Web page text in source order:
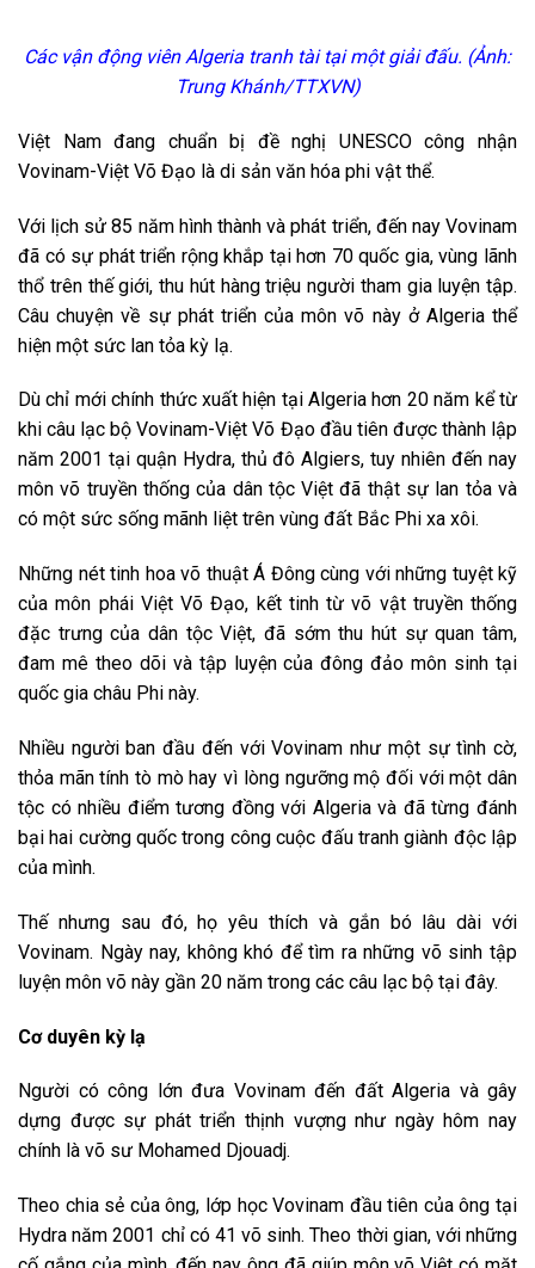
Các vận động viên Algeria tranh tài tại một giải đấu. (Ảnh:
Trung Khánh/TTXVN)
Việt Nam đang chuẩn bị đề nghị UNESCO công nhận
Vovinam-Việt Võ Đạo là di sản văn hóa phi vật thể.
Với lịch sử 85 năm hình thành và phát triển, đến nay Vovinam
đã có sự phát triển rộng khắp tại hơn 70 quốc gia, vùng lãnh
thổ trên thế giới, thu hút hàng triệu người tham gia luyện tập.
Câu chuyện về sự phát triển của môn võ này ở Algeria thể
hiện một sức lan tỏa kỳ lạ.
Dù chỉ mới chính thức xuất hiện tại Algeria hơn 20 năm kể từ
khi câu lạc bộ Vovinam-Việt Võ Đạo đầu tiên được thành lập
năm 2001 tại quận Hydra, thủ đô Algiers, tuy nhiên đến nay
môn võ truyền thống của dân tộc Việt đã thật sự lan tỏa và
có một sức sống mãnh liệt trên vùng đất Bắc Phi xa xôi.
Những nét tinh hoa võ thuật Á Đông cùng với những tuyệt kỹ
của môn phái Việt Võ Đạo, kết tinh từ võ vật truyền thống
đặc trưng của dân tộc Việt, đã sớm thu hút sự quan tâm,
đam mê theo dõi và tập luyện của đông đảo môn sinh tại
quốc gia châu Phi này.
Nhiều người ban đầu đến với Vovinam như một sự tình cờ,
thỏa mãn tính tò mò hay vì lòng ngưỡng mộ đối với một dân
tộc có nhiều điểm tương đồng với Algeria và đã từng đánh
bại hai cường quốc trong công cuộc đấu tranh giành độc lập
của mình.
Thế nhưng sau đó, họ yêu thích và gắn bó lâu dài với
Vovinam. Ngày nay, không khó để tìm ra những võ sinh tập
luyện môn võ này gần 20 năm trong các câu lạc bộ tại đây.
Cơ duyên kỳ lạ
Người có công lớn đưa Vovinam đến đất Algeria và gây
dựng được sự phát triển thịnh vượng như ngày hôm nay
chính là võ sư Mohamed Djouadj.
Theo chia sẻ của ông, lớp học Vovinam đầu tiên của ông tại
Hydra năm 2001 chỉ có 41 võ sinh. Theo thời gian, với những